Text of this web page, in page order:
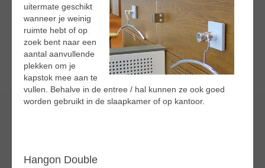
uitermate geschikt
wanneer je weinig
ruimte hebt of op
zoek bent naar een
aantal aanvullende
plekken om je
kapstok mee aan te
vullen. Behalve in de entree / hal kunnen ze ook goed
worden gebruikt in de slaapkamer of op kantoor.
Hangon Double